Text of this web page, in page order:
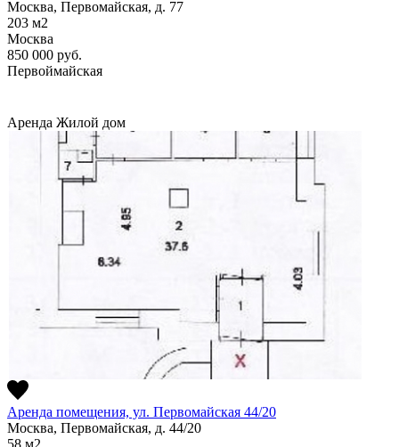
Москва, Первомайская, д. 77
203 м2
Москва
850 000 руб.
Первоймайская
Аренда Жилой дом
Аренда помещения, ул. Первомайская 44/20
Москва, Первомайская, д. 44/20
58 м2